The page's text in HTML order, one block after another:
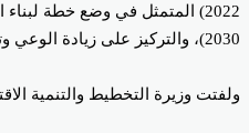
2030)، والتركيز على زيادة الوعي وتصحيح الفكر والمفاهيم المغلوطة بشأن تنظيم عدد أفراد الأسرة.
ولفتت وزيرة التخطيط والتنمية